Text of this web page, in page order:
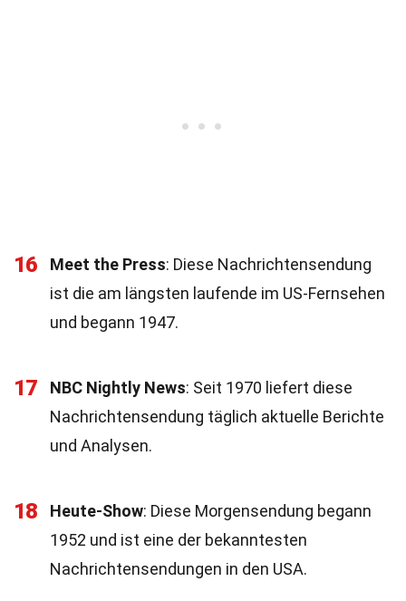
16 Meet the Press: Diese Nachrichtensendung
ist die am längsten laufende im US-Fernsehen
und begann 1947.
17 NBC Nightly News: Seit 1970 liefert diese
Nachrichtensendung täglich aktuelle Berichte
und Analysen.
18 Heute-Show: Diese Morgensendung begann
1952 und ist eine der bekanntesten
Nachrichtensendungen in den USA.